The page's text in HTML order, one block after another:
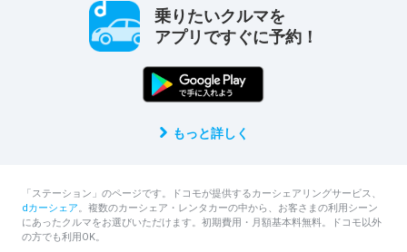
乗りたいクルマを
アプリですぐに予約！
もっと詳しく
「ステーション」のページです。ドコモが提供するカーシェアリングサービス、
dカーシェア。複数のカーシェア・レンタカーの中から、お客さまの利用シーン
にあったクルマをお選びいただけます。初期費用・月額基本料無料。ドコモ以外
の方でも利用OK。